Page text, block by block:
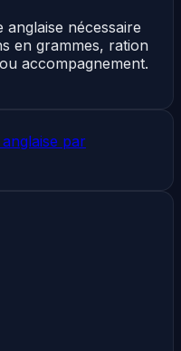
anglaise nécessaire
en grammes, ration
accompagnement.
par